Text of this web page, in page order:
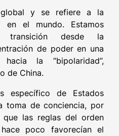
y se refiere a la
en el mundo. Estamos
transición desde la
de poder en una
la “bipolaridad”,
de China.
específico de Estados
toma de conciencia, por
las reglas del orden
poco favorecían el